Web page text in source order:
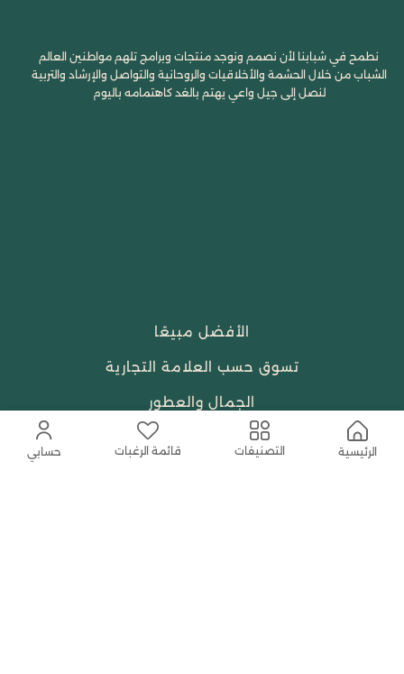
الرئيسية التصنيفات قائمة الرغبات حسابي
نطمح في شبابنا لأن نصمم ونوجد منتجات وبرامج تلهم مواطنين العالم
الشباب من خلال الحشمة والأخلاقيات والروحانية والتواصل والإرشاد والتربية
لنصل إلى جيل واعي يهتم بالغد كاهتمامه باليوم
الأفضل مبيعًا
تسوق حسب العلامة التجارية
الجمال والعطور
احتياجات العبادة